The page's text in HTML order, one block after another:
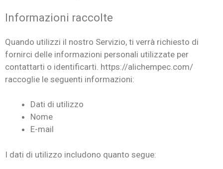
Informazioni raccolte
Quando utilizzi il nostro Servizio, ti verrà richiesto di
fornirci delle informazioni personali utilizzate per
contattarti o identificarti. https://alichempec.com/
raccoglie le seguenti informazioni:
Dati di utilizzo
Nome
E-mail
I dati di utilizzo includono quanto segue: